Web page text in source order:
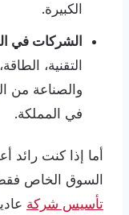
الكبيرة.
الشركات في
التقنية،
والصناعة من
في المملكة.
أما إذا كنت
السوق الخاص
تأسيس شركة